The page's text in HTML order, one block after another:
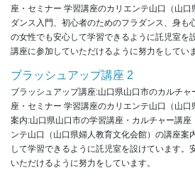
座・セミナー 学習講座のカリエンテ山口（山口
ダンス入門、初心者のためのフラダンス、身も
の女性でも安心して学習できるように託児室を
講座に参加していただけるように努力をしていま
ブラッシュアップ講座 2
ブラッシュアップ講座:山口県山口市のカルチ
座・セミナー 学習講座のカリエンテ山口（山
案内:山口県山口市の学習講座・カルチャー講
ンテ山口（山口県婦人教育文化会館）の講座案
して学習できるように託児室を設けています。
いただけるように努力をしています。